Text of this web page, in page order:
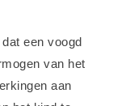
een voogd
van het
aan